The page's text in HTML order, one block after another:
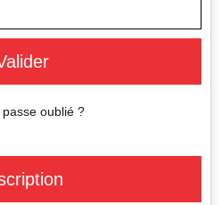
passe oublié ?